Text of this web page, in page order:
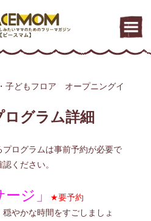
子どもフロア オープニングイ
ログラム詳細
ログラムは事前予約が必要で
ください。
ジ」
★要予約
やかな時間をすごしましょ